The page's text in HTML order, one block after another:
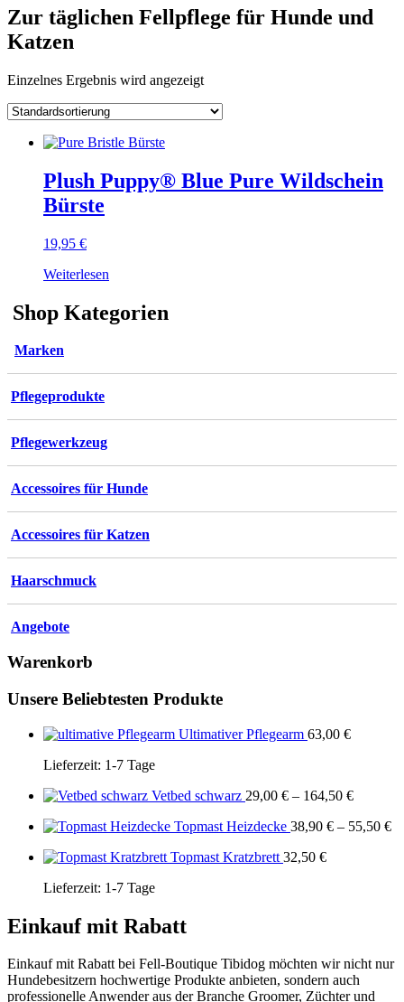
Zur täglichen Fellpflege für Hunde und
Katzen
Einzelnes Ergebnis wird angezeigt
Plush Puppy® Blue Pure Wildschein
Bürste
19,95 €
Weiterlesen
Shop Kategorien
Marken
Pflegeprodukte
Pflegewerkzeug
Accessoires für Hunde
Accessoires für Katzen
Haarschmuck
Angebote
Warenkorb
Unsere Beliebtesten Produkte
Ultimativer Pflegearm 63,00 €
Lieferzeit: 1-7 Tage
Vetbed schwarz 29,00 € – 164,50 €
Topmast Heizdecke 38,90 € – 55,50 €
Topmast Kratzbrett 32,50 €
Lieferzeit: 1-7 Tage
Einkauf mit Rabatt
Einkauf mit Rabatt bei Fell-Boutique Tibidog möchten wir nicht nur
Hundebesitzern hochwertige Produkte anbieten, sondern auch
professionelle Anwender aus der Branche Groomer, Züchter und